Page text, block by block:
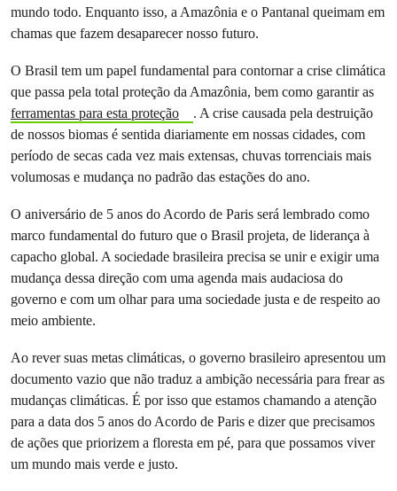
mundo todo. Enquanto isso, a Amazônia e o Pantanal queimam em
chamas que fazem desaparecer nosso futuro.
O Brasil tem um papel fundamental para contornar a crise climática
que passa pela total proteção da Amazônia, bem como garantir as
ferramentas para esta proteção
. A crise causada pela destruição
de nossos biomas é sentida diariamente em nossas cidades, com
período de secas cada vez mais extensas, chuvas torrenciais mais
volumosas e mudança no padrão das estações do ano.
O aniversário de 5 anos do Acordo de Paris será lembrado como
marco fundamental do futuro que o Brasil projeta, de liderança à
capacho global. A sociedade brasileira precisa se unir e exigir uma
mudança dessa direção com uma agenda mais audaciosa do
governo e com um olhar para uma sociedade justa e de respeito ao
meio ambiente.
Ao rever suas metas climáticas, o governo brasileiro apresentou um
documento vazio que não traduz a ambição necessária para frear as
mudanças climáticas. É por isso que estamos chamando a atenção
para a data dos 5 anos do Acordo de Paris e dizer que precisamos
de ações que priorizem a floresta em pé, para que possamos viver
um mundo mais verde e justo.